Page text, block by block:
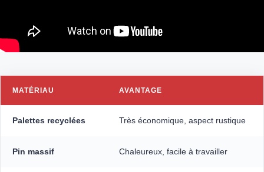
MATÉRIAU AVANTAGE
Palettes recyclées Très économique, aspect rustique
Pin massif Chaleureux, facile à travailler